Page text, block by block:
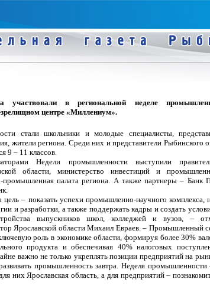
участвовали в региональной неделе
центре «Миллениум».
стали школьники и молодые специалисты,
жители региона. Среди них и представители Рыбинского
9 – 11 классов.
Недели промышленности выступили
области, министерство инвестиций и
промышленная палата региона. А также партнеры – Банк
– показать успехи промышленно-научного комплекса,
и разработки, а также поддержать кадры и создать
выпускников школ, колледжей и вузов, –
Ярославской области Михаил Евраев. – Промышленный
роль в экономике области, формируя более 30%
продукта и обеспечивая 40% налоговых
важно не только укреплять позиции предприятий на
промышленность завтра. Неделя промышленности
них Ярославская область, а для предприятий –